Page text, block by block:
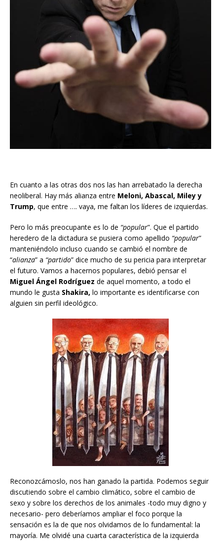
En cuanto a las otras dos nos las han arrebatado la derecha
neoliberal. Hay más alianza entre Meloni, Abascal, Miley y
Trump, que entre …. vaya, me faltan los líderes de izquierdas.
Pero lo más preocupante es lo de “popular”. Que el partido
heredero de la dictadura se pusiera como apellido “popular”
manteniéndolo incluso cuando se cambió el nombre de
“alianza” a “partido” dice mucho de su pericia para interpretar
el futuro. Vamos a hacernos populares, debió pensar el
Miguel Ángel Rodríguez de aquel momento, a todo el
mundo le gusta Shakira, lo importante es identificarse con
alguien sin perfil ideológico.
Reconozcámoslo, nos han ganado la partida. Podemos seguir
discutiendo sobre el cambio climático, sobre el cambio de
sexo y sobre los derechos de los animales -todo muy digno y
necesario- pero deberíamos ampliar el foco porque la
sensación es la de que nos olvidamos de lo fundamental: la
mayoría. Me olvidé una cuarta característica de la izquierda